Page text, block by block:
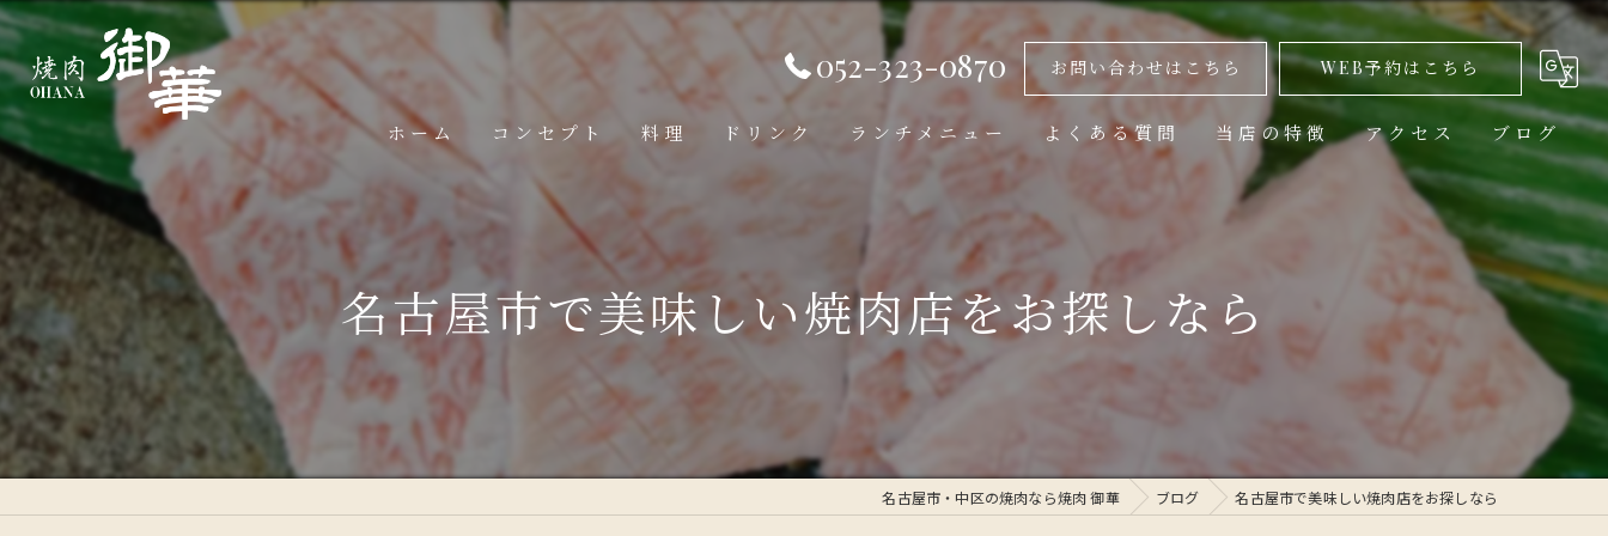
052-323-0870 お問い合わせはこちら WEB予約はこちら
ホーム コンセプト 料理 ドリンク ランチメニュー よくある質問 当店の特徴
美味しい
高級
コース
アクセス ブログ
名古屋市で美味しい焼肉店をお探しなら
名古屋市・中区の焼肉なら焼肉 御華 ブログ 名古屋市で美味しい焼肉店をお探しなら